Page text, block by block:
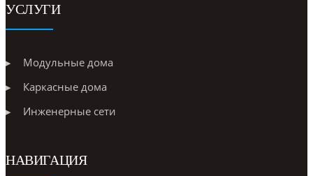
УСЛУГИ
Модульные дома
Каркасные дома
Инженерные сети
НАВИГАЦИЯ